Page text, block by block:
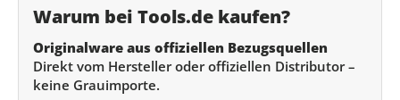
Warum bei Tools.de kaufen?
Originalware aus offiziellen Bezugsquellen
Direkt vom Hersteller oder offiziellen Distributor –
keine Grauimporte.